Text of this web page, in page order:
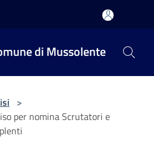
di Mussolente
>
per nomina Scrutatori e